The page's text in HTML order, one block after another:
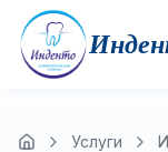
Услуги